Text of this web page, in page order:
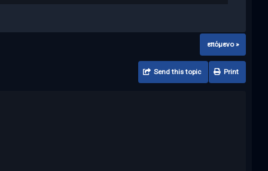
επόμενο »
Send this topic Print